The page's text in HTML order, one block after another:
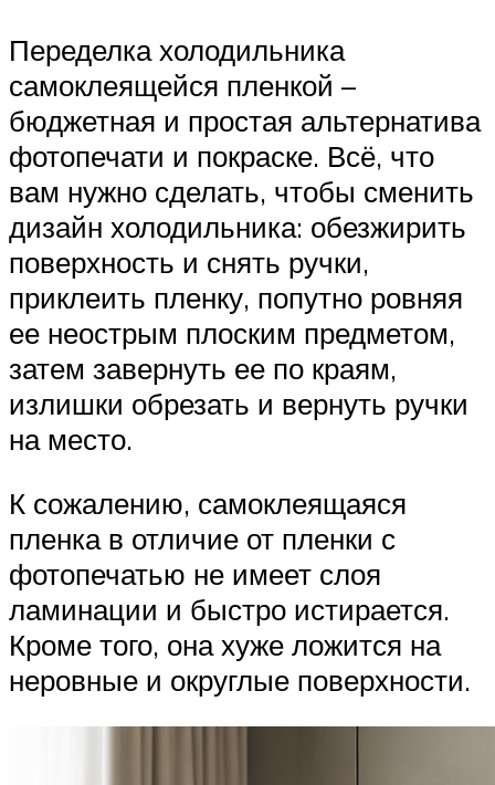
Переделка холодильника
самоклеящейся пленкой –
бюджетная и простая альтернатива
фотопечати и покраске. Всё, что
вам нужно сделать, чтобы сменить
дизайн холодильника: обезжирить
поверхность и снять ручки,
приклеить пленку, попутно ровняя
ее неострым плоским предметом,
затем завернуть ее по краям,
излишки обрезать и вернуть ручки
на место.
К сожалению, самоклеящаяся
пленка в отличие от пленки с
фотопечатью не имеет слоя
ламинации и быстро истирается.
Кроме того, она хуже ложится на
неровные и округлые поверхности.